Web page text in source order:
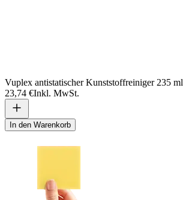
Vuplex antistatischer Kunststoffreiniger 235 ml
23,74 €Inkl. MwSt.
In den Warenkorb